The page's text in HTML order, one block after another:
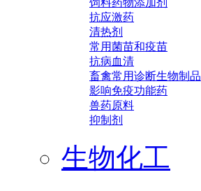
饲料药物添加剂
抗应激药
清热剂
常用菌苗和疫苗
抗病血清
畜禽常用诊断生物制品
影响免疫功能药
兽药原料
抑制剂
生物化工